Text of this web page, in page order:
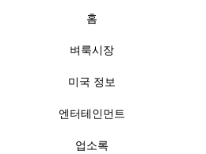
홈
벼룩시장
미국 정보
엔터테인먼트
업소록